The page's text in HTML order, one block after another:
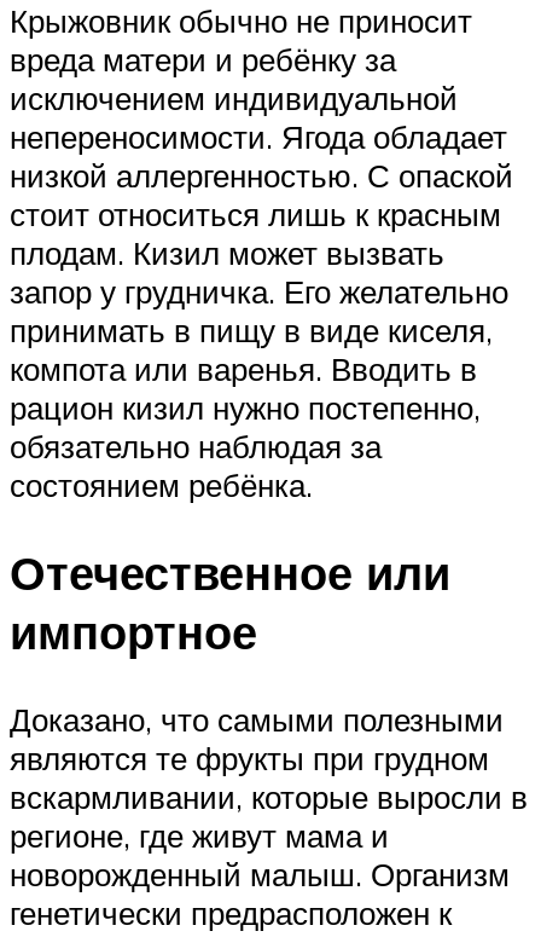
Крыжовник обычно не приносит
вреда матери и ребёнку за
исключением индивидуальной
непереносимости. Ягода обладает
низкой аллергенностью. С опаской
стоит относиться лишь к красным
плодам. Кизил может вызвать
запор у грудничка. Его желательно
принимать в пищу в виде киселя,
компота или варенья. Вводить в
рацион кизил нужно постепенно,
обязательно наблюдая за
состоянием ребёнка.
Отечественное или
импортное
Доказано, что самыми полезными
являются те фрукты при грудном
вскармливании, которые выросли в
регионе, где живут мама и
новорожденный малыш. Организм
генетически предрасположен к